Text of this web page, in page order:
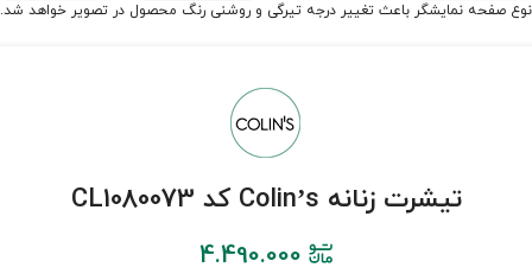
نوع صفحه نمایشگر باعث تغییر درجه تیرگی و روشنی رنگ محصول در تصویر خواهد شد.
تیشرت زنانه Colin’s کد CL1080073
4.490.000